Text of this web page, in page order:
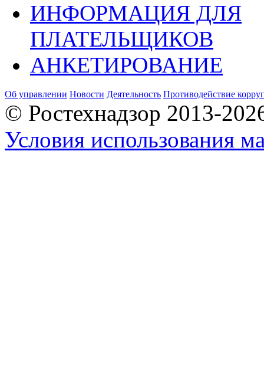
ИНФОРМАЦИЯ ДЛЯ
ПЛАТЕЛЬЩИКОВ
АНКЕТИРОВАНИЕ
Об управлении Новости Деятельность Противодействие
© Ростехнадзор 2013-
Условия использования